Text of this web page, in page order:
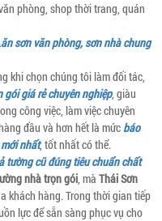
phòng, shop thời trang, quán
sơn văn phòng, sơn nhà chung
khi chọn chúng tôi làm đối tác,
gói giá rẻ chuyên nghiệp, giàu
công việc, làm việc chuyên
đầu và hơn hết là mứcbáo
nhất, tốt nhất có thể.
tường cũ đúng tiêu chuẩn chất
nhà trọn gói, mà Thái Sơn
khách hàng. Trong thời gian tiếp
lực để sẵn sàng phục vụ cho